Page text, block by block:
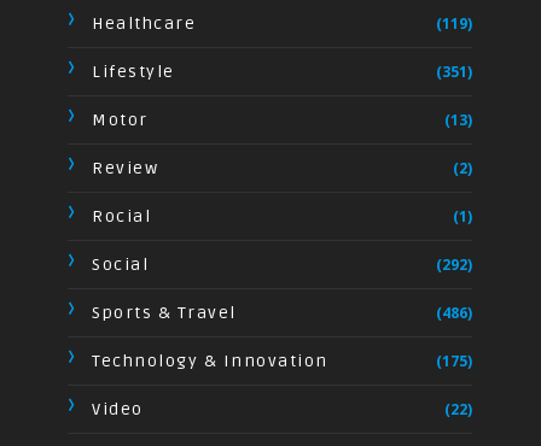
Healthcare (119)
Lifestyle (351)
Motor (13)
Review (2)
Rocial (1)
Social (292)
Sports & Travel (486)
Technology & Innovation (175)
Video (22)